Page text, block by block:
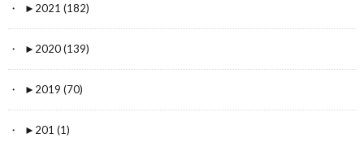
► 2021 (182)
► 2020 (139)
► 2019 (70)
► 201 (1)